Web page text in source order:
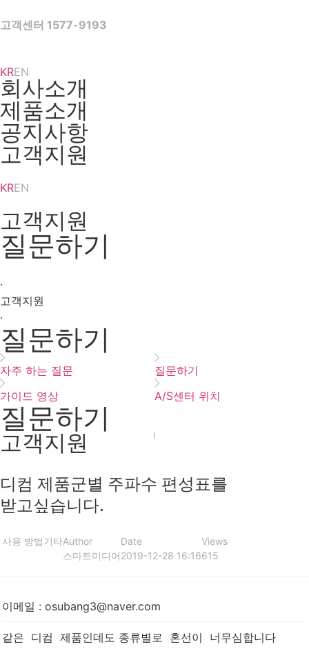
to
고객센터 1577-9193
KREN
회사소개
제품소개
공지사항
고객지원
KREN
고객지원
질문하기
·
고객지원
·
질문하기
자주 하는 질문
질문하기
가이드 영상
A/S센터 위치
질문하기
고객지원
디컴 제품군별 주파수 편성표를
받고싶습니다.
사용 방법기타Author
스마트미디어
Date
2019-12-28 16:16
Views
615
이메일 : osubang3@naver.com
같은 디컴 제품인데도 종류별로 혼선이 너무심합니다